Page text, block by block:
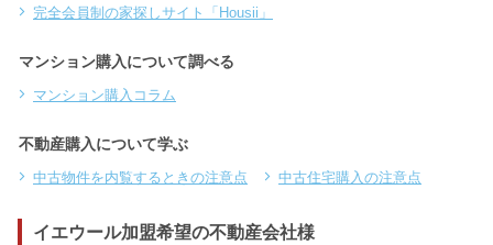
完全会員制の家探しサイト「Housii」
マンション購入について調べる
マンション購入コラム
不動産購入について学ぶ
中古物件を内覧するときの注意点 中古住宅購入の注意点
イエウール加盟希望の不動産会社様